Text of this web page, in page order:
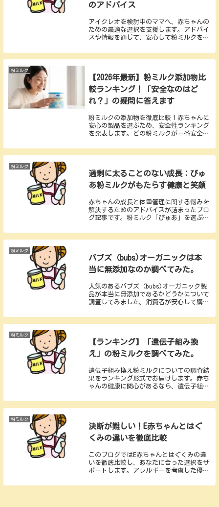
のアドバイス
アイクレオを検討中のママへ、赤ちゃんの
ための最適な選択を支援します。アドバイ
スや情報を通じて、安心して粉ミルクを選
します。
粉ミルク
【2026年最新】粉ミルク添加物比
較ランキング！「安全なのはど
れ？」の疑問に答えます
粉ミルクの添加物を徹底比較！赤ちゃんに
安心の製品を選ぶため、安全性ランキング
を発表します。どの粉ミルクが一番安全
粉ミルク
過剰に太ることのない成長：ぴゅ
あ粉ミルクがもたらす健康と笑顔
赤ちゃんの成長と体重管理に関する悩みを
解決するためのアドバイスが詰まったブロ
グ記事です。粉ミルク「ぴゅあ」を選ぶ際
え方などを解説。親としての役割や注意点
も紹介し、赤ちゃんの健康な成長をサポー
粉ミルク
バブズ（bubs)オーガニックは本
当に無添加なのか調べてみた。
人気のあるバブズ（bubs)オーガニック製
品が本当に無添加であるかどうかについて
調査してみました。消費者が安心して購入
情報を掘り下げてみました。果たしてバブ
ズ（bubs)オーガニックは本当に無添加な
粉ミルク
【ランキング】「遺伝子組み換
え」の粉ミルクを調べてみた。
遺伝子組み換え粉ミルクについての調査結
果をランキング形式でお届けします。赤ち
ゃんの健康に関心があるなら、遺伝子組み
知ることは重要です。評価とおすすめ製品
をご覧になり、安心して選びましょう。
粉ミルク
決断が難しい！E赤ちゃんとはぐ
くみの違いを徹底比較
このブログではE赤ちゃんとはぐくみの違
いを徹底比較し、あなたに合った選択をサ
ポートします。アレルギーを考慮した優し
ったはぐくみ。ラクトフェリンやオリゴ